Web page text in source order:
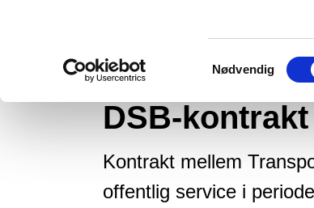
Samtykkevalg
Nødvendig
Publikation
DSB-kontrakt
Kontrakt mellem
offentlig service i